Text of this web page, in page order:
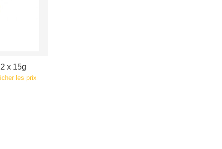
x 15g
les prix